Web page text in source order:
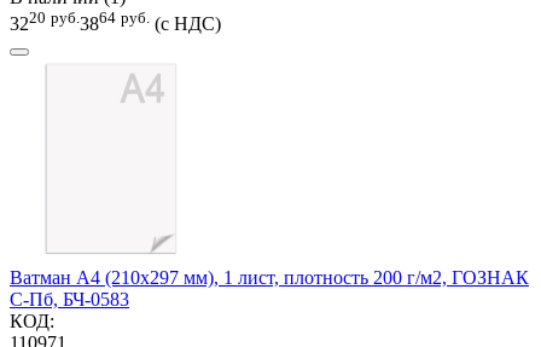
3220 руб. 3864 руб. (с НДС)
Ватман А4 (210х297 мм), 1 лист, плотность 200 г/м2, ГОЗНАК
С-Пб, БЧ-0583
КОД: